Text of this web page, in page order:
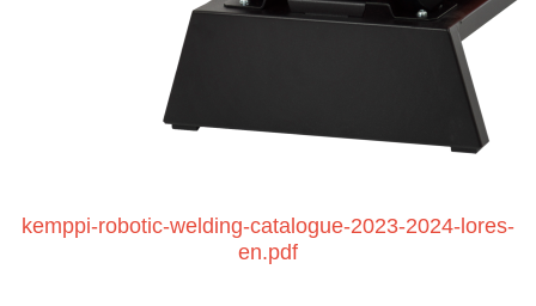
kemppi-robotic-welding-catalogue-2023-2024-lores-
en.pdf